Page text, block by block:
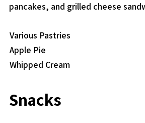
pancakes, and grilled cheese
Various Pastries
Apple Pie
Whipped Cream
Snacks